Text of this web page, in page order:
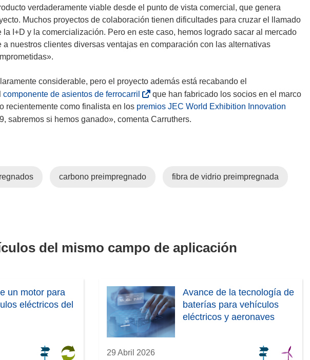
)
verdaderamente viable desde el punto de vista comercial, que genera
Muchos proyectos de colaboración tienen dificultades para cruzar el llamado
la I+D y la comercialización. Pero en este caso, hemos logrado sacar al mercado
a nuestros clientes diversas ventajas en comparación con las alternativas
considerable, pero el proyecto además está recabando el
componente de asientos de ferrocarril
s
e
r
a
v
a
v
e
n
que han fabricado los socios en el marco
recientemente como finalista en los premios JEC World Exhibition Innovation
sabremos si hemos ganado», comenta Carruthers.
carbono preimpregnado fibra de vidrio preimpregnada
del mismo campo de aplicación
un motor para
eléctricos del
Avance de la tecnología de
baterías para vehículos
eléctricos y aeronaves
29 Abril 2026